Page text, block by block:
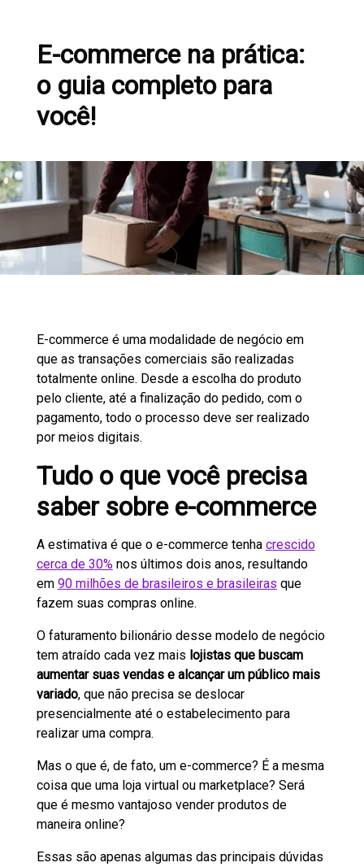
E-commerce na prática:
o guia completo para
você!
E-commerce é uma modalidade de negócio em
que as transações comerciais são realizadas
totalmente online. Desde a escolha do produto
pelo cliente, até a finalização do pedido, com o
pagamento, todo o processo deve ser realizado
por meios digitais.
Tudo o que você precisa
saber sobre e-commerce
A estimativa é que o e-commerce tenha crescido
cerca de 30%nos últimos dois anos, resultando
em 90 milhões de brasileiros e brasileiras que
fazem suas compras online.
O faturamento bilionário desse modelo de negócio
tem atraído cada vez mais lojistas que buscam
aumentar suas vendas e alcançar um público mais
variado, que não precisa se deslocar
presencialmente até o estabelecimento para
realizar uma compra.
Mas o que é, de fato, um e-commerce? É a mesma
coisa que uma loja virtual ou marketplace? Será
que é mesmo vantajoso vender produtos de
maneira online?
Essas são apenas algumas das principais dúvidas